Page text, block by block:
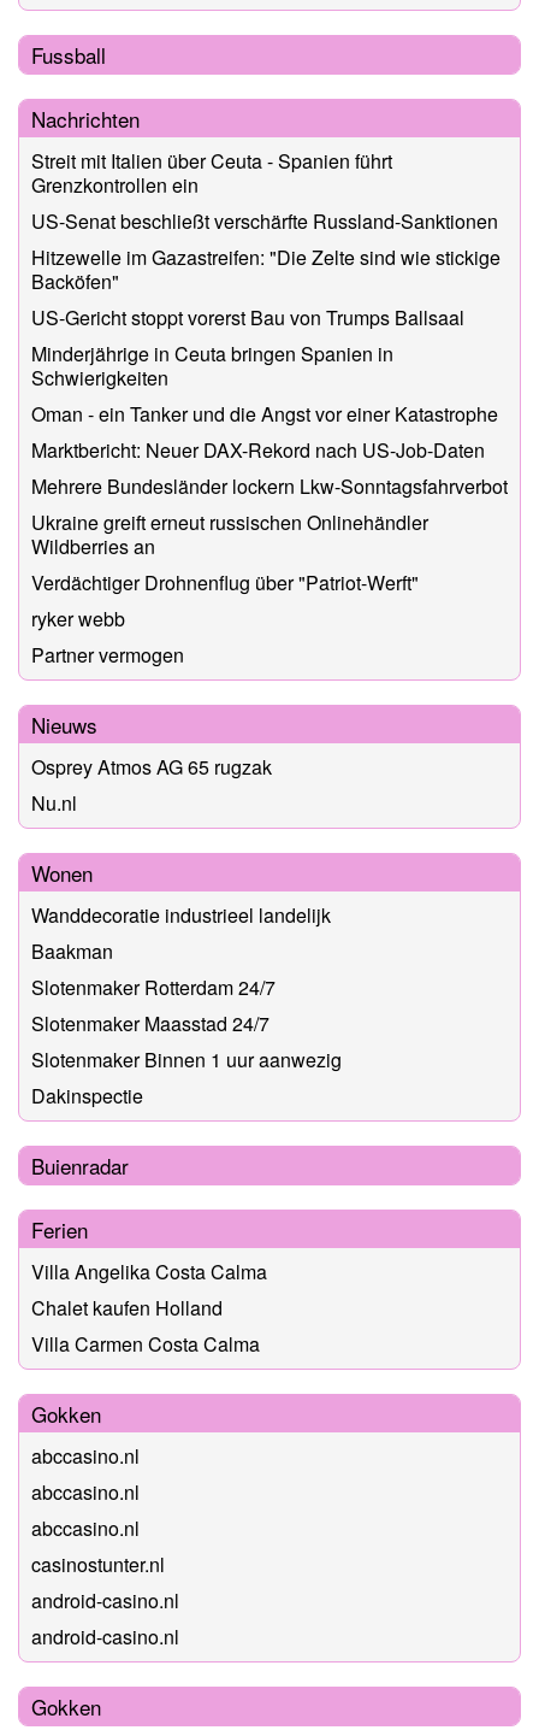
Fussball
Nachrichten
Streit mit Italien über Ceuta - Spanien führt
Grenzkontrollen ein
US-Senat beschließt verschärfte Russland-Sanktionen
Hitzewelle im Gazastreifen: "Die Zelte sind wie stickige
Backöfen"
US-Gericht stoppt vorerst Bau von Trumps Ballsaal
Minderjährige in Ceuta bringen Spanien in
Schwierigkeiten
Oman - ein Tanker und die Angst vor einer Katastrophe
Marktbericht: Neuer DAX-Rekord nach US-Job-Daten
Mehrere Bundesländer lockern Lkw-Sonntagsfahrverbot
Ukraine greift erneut russischen Onlinehändler
Wildberries an
Verdächtiger Drohnenflug über "Patriot-Werft"
ryker webb
Partner vermogen
Nieuws
Osprey Atmos AG 65 rugzak
Nu.nl
Wonen
Wanddecoratie industrieel landelijk
Baakman
Slotenmaker Rotterdam 24/7
Slotenmaker Maasstad 24/7
Slotenmaker Binnen 1 uur aanwezig
Dakinspectie
Buienradar
Ferien
Villa Angelika Costa Calma
Chalet kaufen Holland
Villa Carmen Costa Calma
Gokken
abccasino.nl
abccasino.nl
abccasino.nl
casinostunter.nl
android-casino.nl
android-casino.nl
Gokken